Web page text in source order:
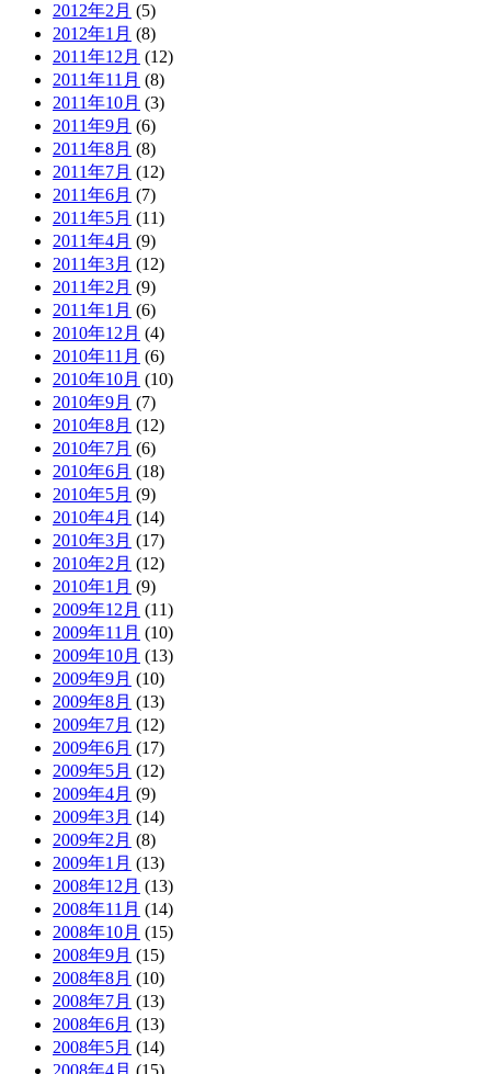
2012年2月 (5)
2012年1月 (8)
2011年12月 (12)
2011年11月 (8)
2011年10月 (3)
2011年9月 (6)
2011年8月 (8)
2011年7月 (12)
2011年6月 (7)
2011年5月 (11)
2011年4月 (9)
2011年3月 (12)
2011年2月 (9)
2011年1月 (6)
2010年12月 (4)
2010年11月 (6)
2010年10月 (10)
2010年9月 (7)
2010年8月 (12)
2010年7月 (6)
2010年6月 (18)
2010年5月 (9)
2010年4月 (14)
2010年3月 (17)
2010年2月 (12)
2010年1月 (9)
2009年12月 (11)
2009年11月 (10)
2009年10月 (13)
2009年9月 (10)
2009年8月 (13)
2009年7月 (12)
2009年6月 (17)
2009年5月 (12)
2009年4月 (9)
2009年3月 (14)
2009年2月 (8)
2009年1月 (13)
2008年12月 (13)
2008年11月 (14)
2008年10月 (15)
2008年9月 (15)
2008年8月 (10)
2008年7月 (13)
2008年6月 (13)
2008年5月 (14)